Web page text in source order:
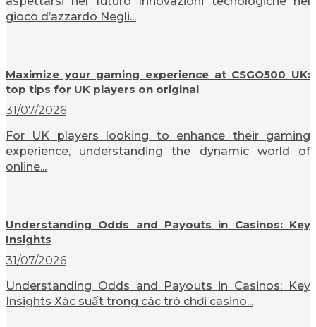
gioco d’azzardo Negli...
Maximize your gaming experience at CSGO500 UK:
top tips for UK players on original
31/07/2026
For UK players looking to enhance their gaming
experience, understanding the dynamic world of
online...
Understanding Odds and Payouts in Casinos: Key
Insights
31/07/2026
Understanding Odds and Payouts in Casinos: Key
Insights Xác suất trong các trò chơi casino...